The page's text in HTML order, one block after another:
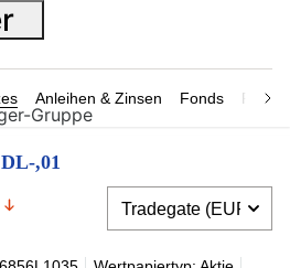
Anleihen & Zinsen Fonds
,01
Gruppe